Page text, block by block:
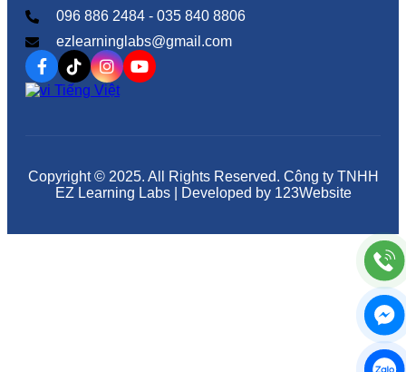
096 886 2484 - 035 840 8806
ezlearninglabs@gmail.com
Tiếng Việt
Copyright © 2025. All Rights Reserved. Công ty TNHH
EZ Learning Labs | Developed by 123Website